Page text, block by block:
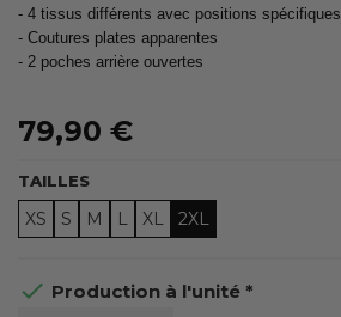
- 4 tissus différents avec positions spécifiques
- Coutures plates apparentes
- 2 poches arrière ouvertes
79,90 €
TAILLES
XS S M L XL 2XL
 Production à l'unité *